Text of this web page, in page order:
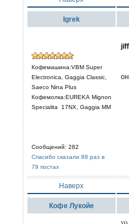
Igrek
Кофемашина:VBM Super
Electronica, Gaggia Classic,
Saeco Nina Plus
Кофемолка:EUREKA Mignon
Specialita 17NX, Gaggia MM
Сообщений: 282
Спасибо сказали 88 раз в
79 постах
Наверх
Кофе Лукойе